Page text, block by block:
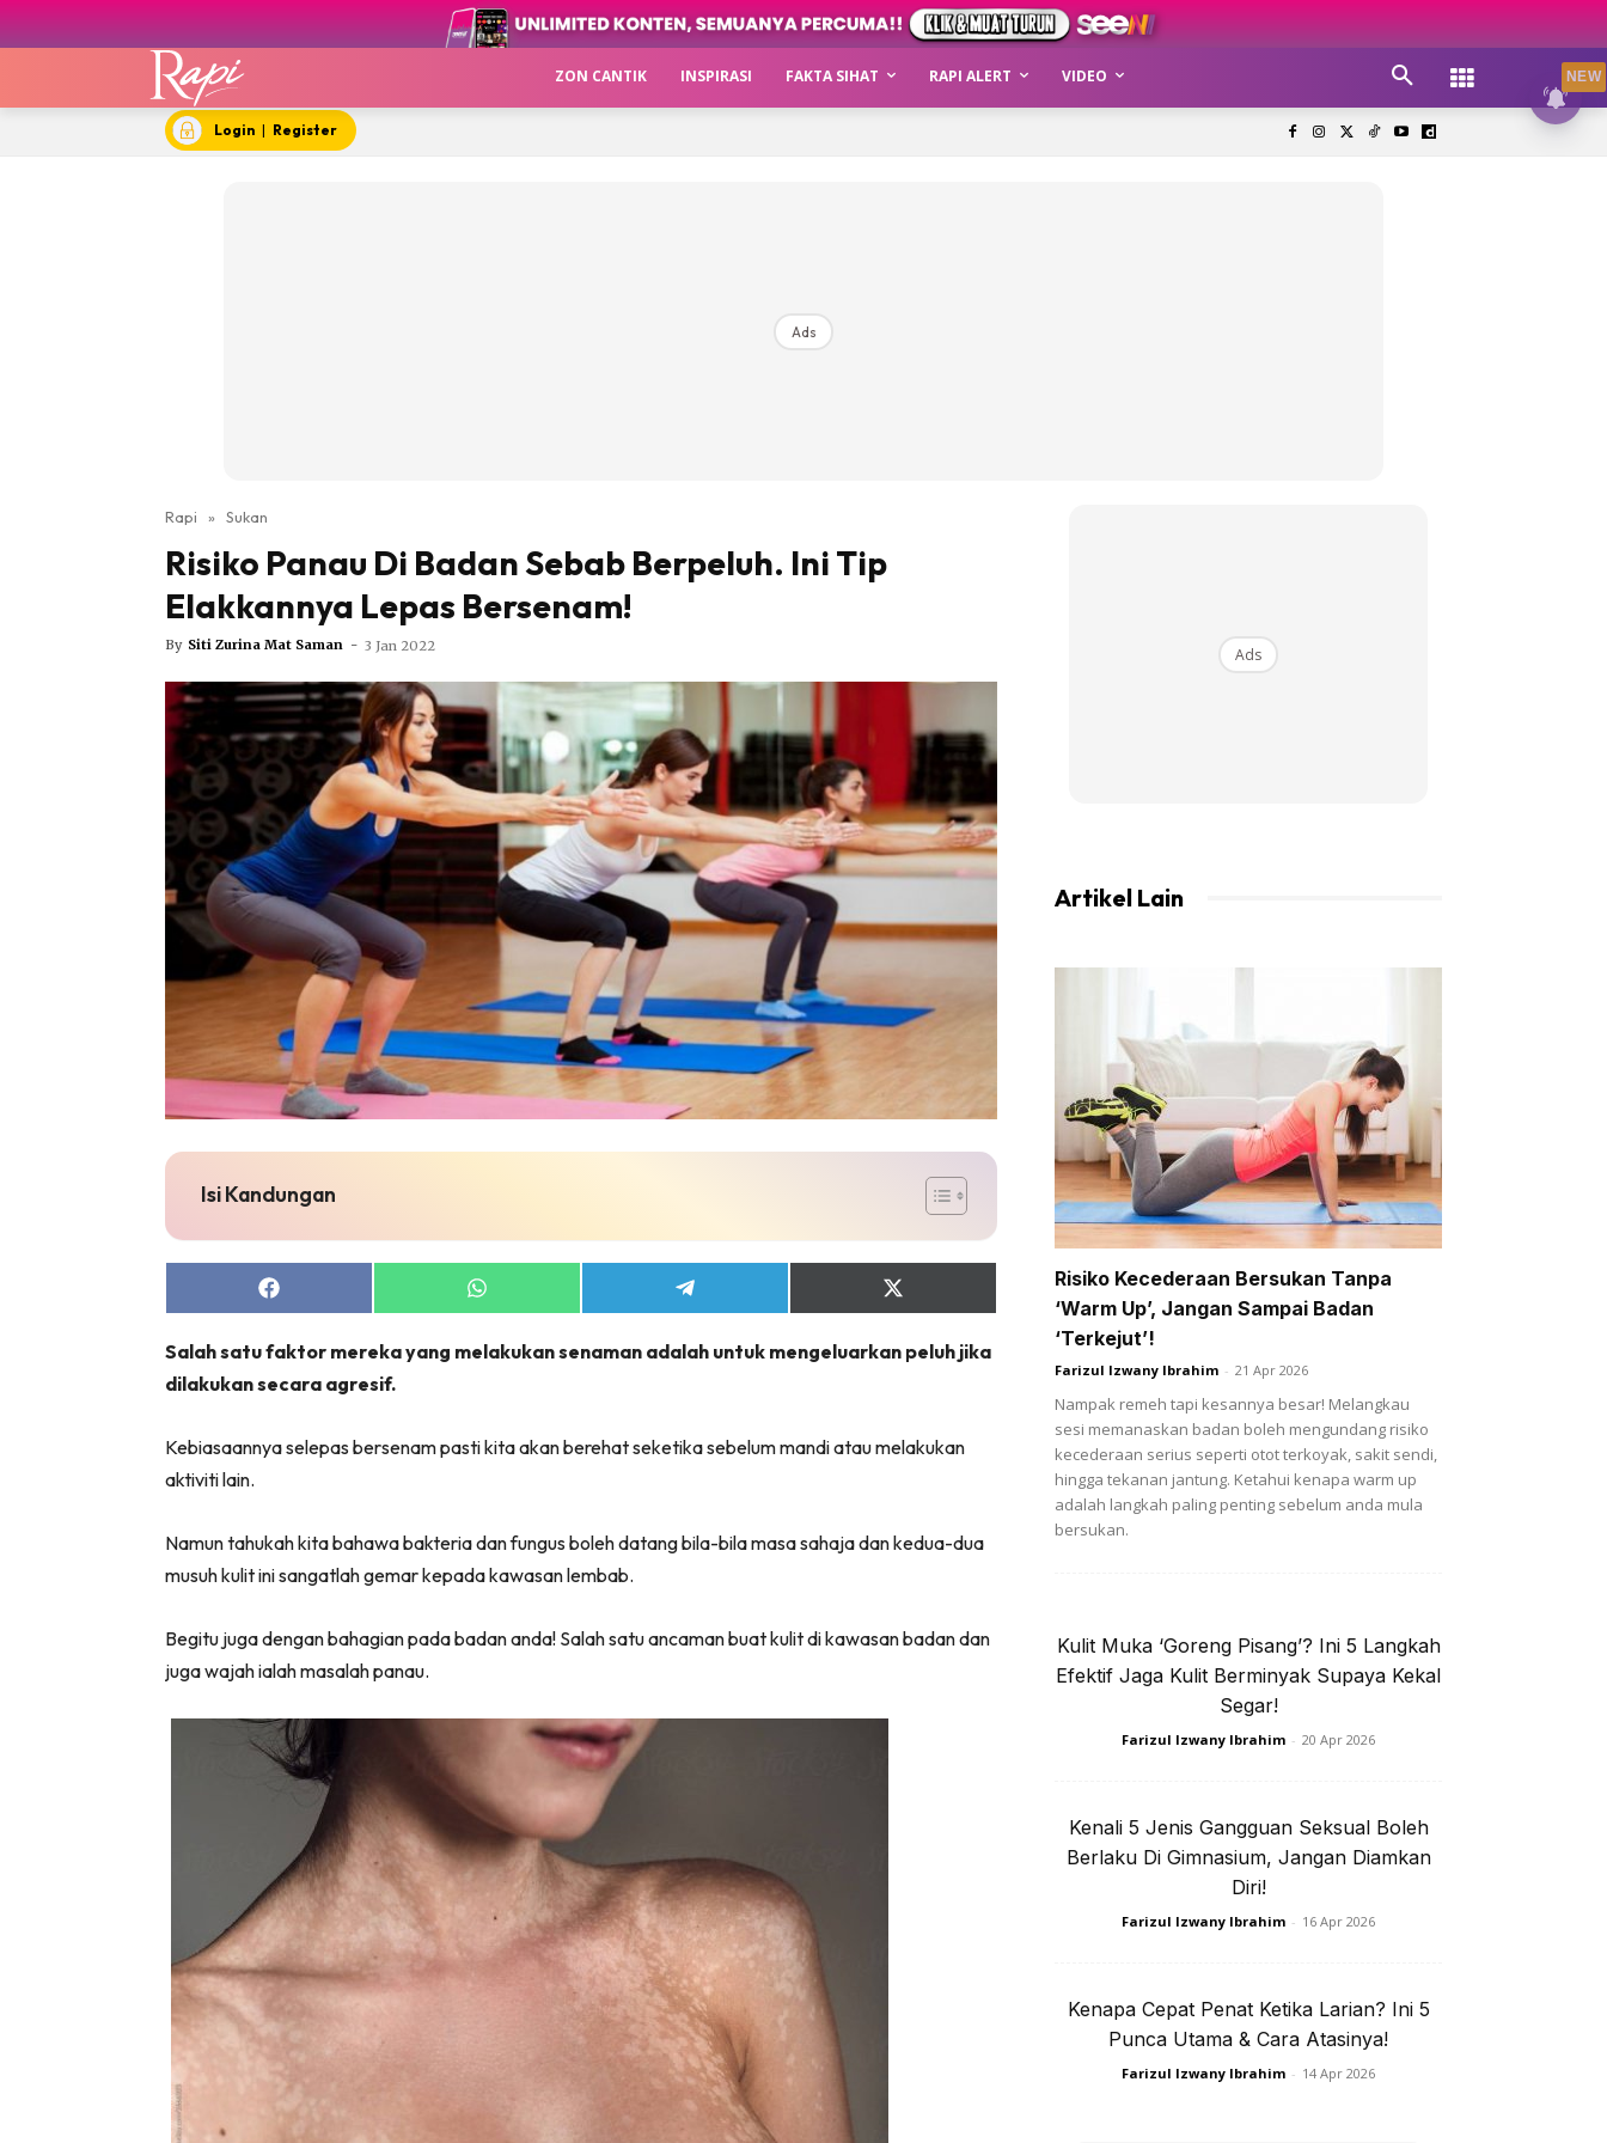
Login|Register
Zon Cantik
Rapi Alert
Dapatkan cerita, perkongsian dan info menarik. Free jer!
Langganan anda telah diterima. Terima kasih!
Lubuk konten Kesihatan dan penjagaan diri segalanya di seeNI. Rapi
kini di seeNI.Download
ZON CANTIK INSPIRASI FAKTA SIHAT RAPI ALERT VIDEO
Login | Register
Ads
Rapi » Sukan
Risiko Panau Di Badan Sebab Berpeluh. Ini Tip
Elakkannya Lepas Bersenam!
By Siti Zurina Mat Saman - 3 Jan 2022
Isi Kandungan
Share
on
Share
on
Share
on
Share
on
(Twitter)
Salah satu faktor mereka yang melakukan senaman adalah untuk mengeluarkan peluh jika
dilakukan secara agresif.
Kebiasaannya selepas bersenam pasti kita akan berehat seketika sebelum mandi atau melakukan
aktiviti lain.
Namun tahukah kita bahawa bakteria dan fungus boleh datang bila-bila masa sahaja dan kedua-dua
musuh kulit ini sangatlah gemar kepada kawasan lembab.
Begitu juga dengan bahagian pada badan anda! Salah satu ancaman buat kulit di kawasan badan dan
juga wajah ialah masalah panau.
Ads
Artikel Lain
Risiko Kecederaan Bersukan Tanpa
‘Warm Up’, Jangan Sampai Badan
‘Terkejut’!
Farizul Izwany Ibrahim - 21 Apr 2026
Nampak remeh tapi kesannya besar! Melangkau
sesi memanaskan badan boleh mengundang risiko
kecederaan serius seperti otot terkoyak, sakit sendi,
hingga tekanan jantung. Ketahui kenapa warm up
adalah langkah paling penting sebelum anda mula
bersukan.
Kulit Muka ‘Goreng Pisang’? Ini 5 Langkah
Efektif Jaga Kulit Berminyak Supaya Kekal
Segar!
Farizul Izwany Ibrahim - 20 Apr 2026
Kenali 5 Jenis Gangguan Seksual Boleh
Berlaku Di Gimnasium, Jangan Diamkan
Diri!
Farizul Izwany Ibrahim - 16 Apr 2026
Kenapa Cepat Penat Ketika Larian? Ini 5
Punca Utama & Cara Atasinya!
Farizul Izwany Ibrahim - 14 Apr 2026
NEW